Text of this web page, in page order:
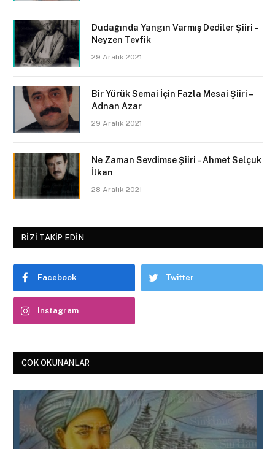
Dudağında Yangın Varmış Dediler Şiiri –
Neyzen Tevfik
29 Aralık 2021
Bir Yürük Semai İçin Fazla Mesai Şiiri –
Adnan Azar
29 Aralık 2021
Ne Zaman Sevdimse Şiiri – Ahmet Selçuk
İlkan
28 Aralık 2021
BIZI TAKIP EDIN
Facebook Twitter
Instagram
ÇOK OKUNANLAR